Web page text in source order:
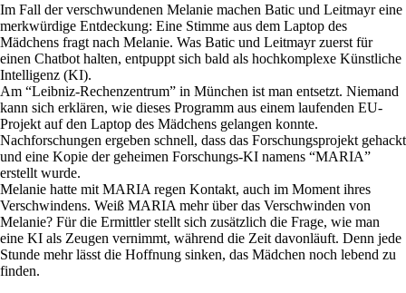
Im Fall der verschwundenen Melanie machen Batic und Leitmayr eine
merkwürdige Entdeckung: Eine Stimme aus dem Laptop des
Mädchens fragt nach Melanie. Was Batic und Leitmayr zuerst für
einen Chatbot halten, entpuppt sich bald als hochkomplexe Künstliche
Intelligenz (KI).
Am “Leibniz-Rechenzentrum” in München ist man entsetzt. Niemand
kann sich erklären, wie dieses Programm aus einem laufenden EU-
Projekt auf den Laptop des Mädchens gelangen konnte.
Nachforschungen ergeben schnell, dass das Forschungsprojekt gehackt
und eine Kopie der geheimen Forschungs-KI namens “MARIA”
erstellt wurde.
Melanie hatte mit MARIA regen Kontakt, auch im Moment ihres
Verschwindens. Weiß MARIA mehr über das Verschwinden von
Melanie? Für die Ermittler stellt sich zusätzlich die Frage, wie man
eine KI als Zeugen vernimmt, während die Zeit davonläuft. Denn jede
Stunde mehr lässt die Hoffnung sinken, das Mädchen noch lebend zu
finden.